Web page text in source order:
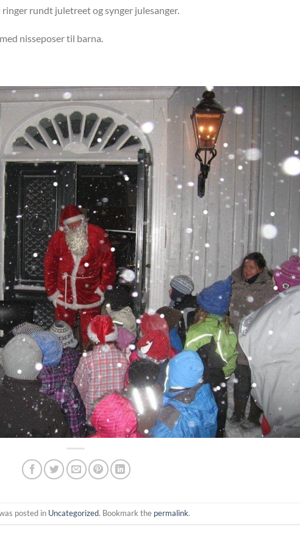
rundt juletreet og synger julesanger.
nisseposer til barna.
posted in Uncategorized. Bookmark the permalink.